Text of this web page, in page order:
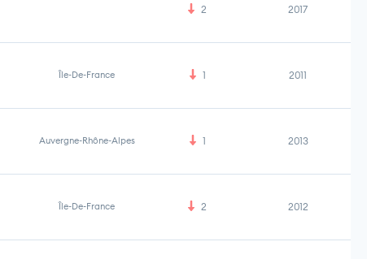
2 2017
Île-De-France 1 2011
Auvergne-Rhône-Alpes 1 2013
Île-De-France 2 2012